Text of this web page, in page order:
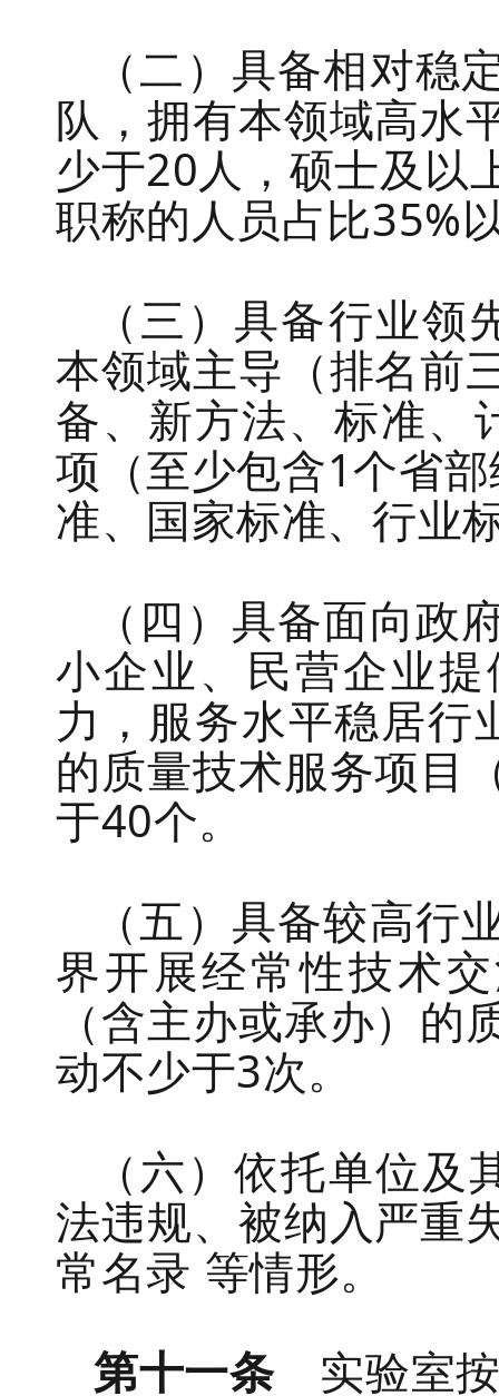
（二） 具备相对稳
队，拥有本领域高水
少于20人， 硕士及以
职称的人员占比35%
（三） 具备行业领
本领域主导 （排名前
备、 新方法、标准、
项 （至少包含1个省
准、国家标准、行业
（四） 具备面向政
小企业、民营企业提
力，服务水平稳居行
的质量技术服务项目
于40个。
（五） 具备较高行
界开展经常性技术
（含主办或承办） 的
动不少于3次。
（六）依托单位及
法违规、 被纳入严重
常名录 等情形。
第十一条
实验室